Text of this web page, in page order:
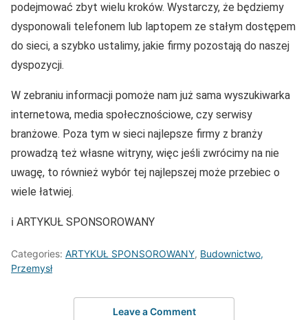
podejmować zbyt wielu kroków. Wystarczy, że będziemy
dysponowali telefonem lub laptopem ze stałym dostępem
do sieci, a szybko ustalimy, jakie firmy pozostają do naszej
dyspozycji.
W zebraniu informacji pomoże nam już sama wyszukiwarka
internetowa, media społecznościowe, czy serwisy
branżowe. Poza tym w sieci najlepsze firmy z branży
prowadzą też własne witryny, więc jeśli zwrócimy na nie
uwagę, to również wybór tej najlepszej może przebiec o
wiele łatwiej.
ℹ️ ARTYKUŁ SPONSOROWANY
Categories: ARTYKUŁ SPONSOROWANY, Budownictwo,
Przemysł
Leave a Comment